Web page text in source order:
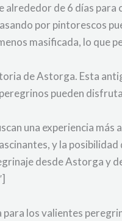
alrededor de 6 días para
por pintorescos
masificada, lo que
de Astorga. Esta
pueden
una experiencia más
y la
desde Astorga y
los valientes